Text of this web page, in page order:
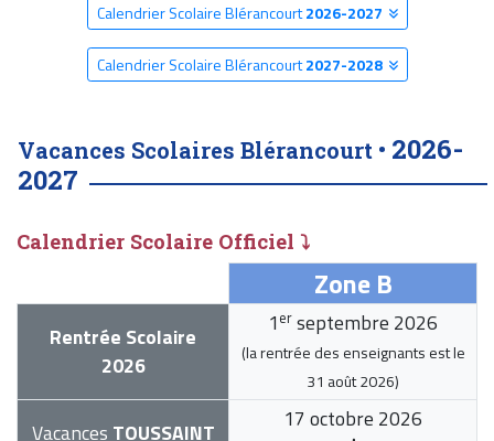
Calendrier Scolaire Blérancourt2026-2027
Calendrier Scolaire Blérancourt2027-2028
Vacances Scolaires Blérancourt • 2026-
2027
Calendrier Scolaire Officiel ⤵
Zone B
Rentrée Scolaire
2026
1 er septembre 2026
(la rentrée des enseignants est le
31 août 2026)
Vacances TOUSSAINT 17 octobre 2026